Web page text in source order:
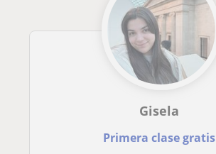
Gisela
Primera clase gratis